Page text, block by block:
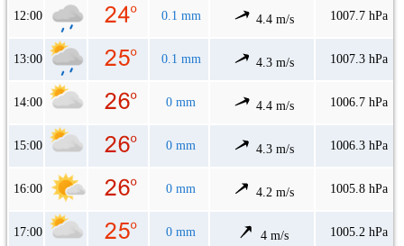
12:00 0.1 mm 4.4 m/s 1007.7 hPa
13:00 0.1 mm 4.3 m/s 1007.3 hPa
14:00 0 mm 4.4 m/s 1006.7 hPa
15:00 0 mm 4.3 m/s 1006.3 hPa
16:00 0 mm 4.2 m/s 1005.8 hPa
17:00 0 mm 4 m/s 1005.2 hPa